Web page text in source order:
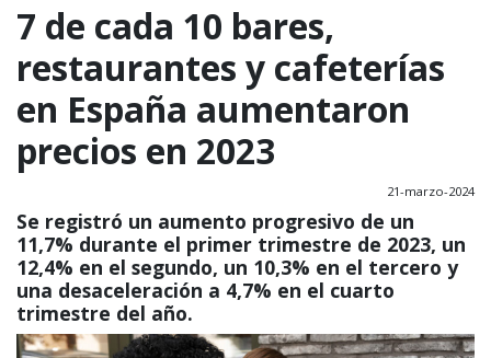
7 de cada 10 bares,
restaurantes y cafeterías
en España aumentaron
precios en 2023
21-marzo-2024
Se registró un aumento progresivo de un
11,7% durante el primer trimestre de 2023, un
12,4% en el segundo, un 10,3% en el tercero y
una desaceleración a 4,7% en el cuarto
trimestre del año.